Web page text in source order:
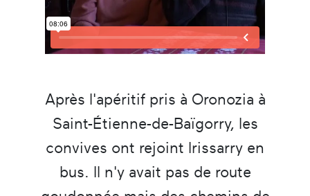
Après l'apéritif pris à Oronozia à
Saint-Étienne-de-Baïgorry, les
convives ont rejoint Irissarry en
bus. Il n'y avait pas de route